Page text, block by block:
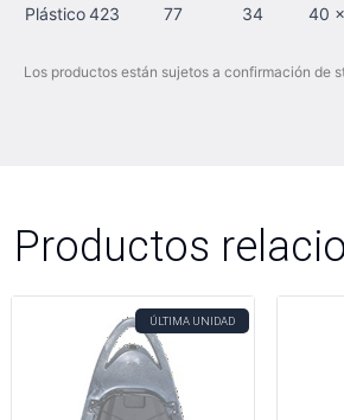
Plástico423 77 34 40
Los productos están sujetos a confirmación de
Productos
ÚLTIMA UNIDAD